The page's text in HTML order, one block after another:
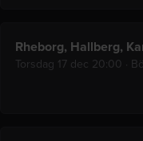
Rheborg, Hallberg,
Torsdag 17 dec 20:00 ·